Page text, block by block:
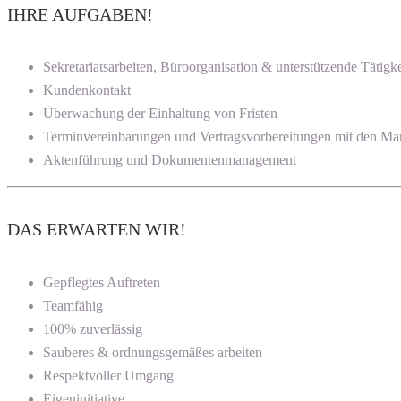
IHRE AUFGABEN!
Sekretariatsarbeiten, Büroorganisation & unterstützende
Kundenkontakt
Überwachung der Einhaltung von Fristen
Terminvereinbarungen und Vertragsvorbereitungen mit den
Aktenführung und Dokumentenmanagement
DAS ERWARTEN WIR!
Gepflegtes Auftreten
Teamfähig
100% zuverlässig
Sauberes & ordnungsgemäßes arbeiten
Respektvoller Umgang